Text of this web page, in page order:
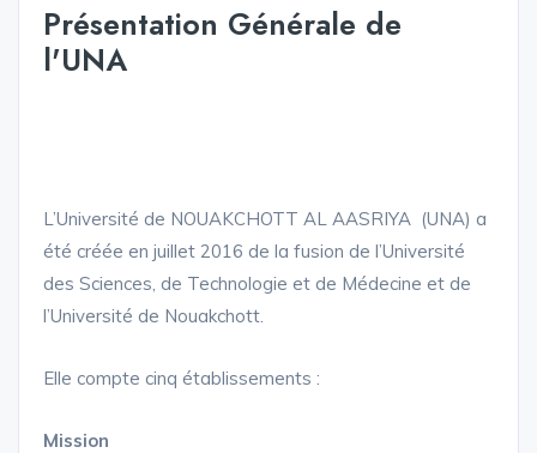
Présentation Générale de
l'UNA
L’Université de NOUAKCHOTT AL AASRIYA (UNA) a
été créée en juillet 2016 de la fusion de l’Université
des Sciences, de Technologie et de Médecine et de
l’Université de Nouakchott.
Elle compte cinq établissements :
Mission